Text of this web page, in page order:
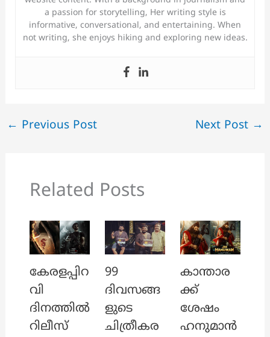
a passion for storytelling, Her writing style is
informative, conversational, and entertaining. When
not writing, she enjoys hiking and exploring new ideas.
← Previous Post Next Post →
Related Posts
കേരളപ്പിറ
വി
ദിനത്തിൽ
റിലീസ്
99
ദിവസങ്ങ
ളുടെ
ചിത്രീകര
കാന്താര
ക്ക്
ശേഷം
ഹനുമാൻ